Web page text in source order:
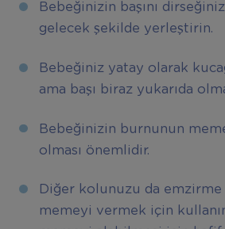
Bebeğinizin başını
gelecek şekilde yerleştirin.
Bebeğiniz yatay olarak
ama başı biraz yukarıda
Bebeğinizin burnunun
olması önemlidir.
Diğer kolunuzu da emzirme
memeyi vermek için